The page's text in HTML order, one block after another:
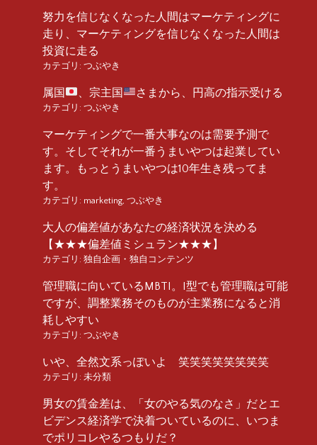
努力を信じなくなった人間はマーケティングに
走り、マーケティングを信じなくなった人間は
投資に走る
カテゴリ: つぶやき
属国 、宗主国 さまから、円高の指示受ける
カテゴリ: つぶやき
マーケティングで一番大事なのは需要予測で
す。そしてそれが一番うまいやつは起業してい
ます。もっとうまいやつは10年生き残ってま
す。
カテゴリ: marketing つぶやき
大人の偏差値があなたの経済状況を決める
【★★★偏差値ミシュラン★★★】
カテゴリ: 独自企画・独自コンテンツ
管理職に向いているMBTI。I型でも管理職は可能
ですが、調整業務そのものが主業務になると消
耗しやすい
カテゴリ: つぶやき
いや、全然文系っぽいよ 笑笑笑笑笑笑笑笑
カテゴリ: 未分類
男女の賃金差は、「女のやる気のなさ」だとエ
ビデンス経済学で決着ついているのに、いつま
でポリコレやるつもりだ？